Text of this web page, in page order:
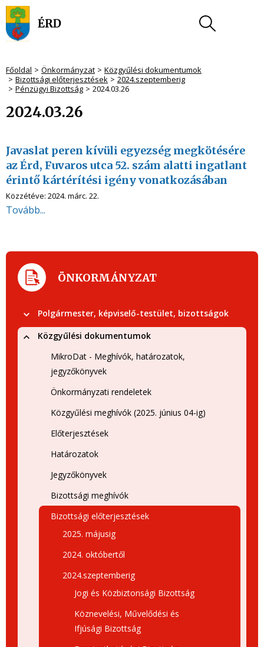
Főoldal Önkormányzat
Közgyűlési dokumentumok
Bizottsági előterjesztések
2024.szeptemberig
Pénzügyi Bizottság
2024.03.26
2024.03.26
Javaslat peren kívüli egyezség megkötésére
az Érd, Fuvaros utca 52. szám alatti ingatlant
érintő kártérítési igény vonatkozásában
Közzétéve: 2024. márc. 22.
Tovább...
ÖNKORMÁNYZAT
Polgármester, képviselő-testület, bizottságok
Közgyűlési dokumentumok
MikroDat - Meghívók, határozatok,
jegyzőkönyvek
Önkormányzati rendeletek
Közgyűlési meghívók (2025. június 04-ig)
Előterjesztések
Határozatok
Jegyzőkönyvek
Bizottsági meghívók
Bizottsági előterjesztések
2025. májusig
2024. októbertől
2024.szeptemberig
Jogi és Közbiztonsági Bizottság
Köznevelési, Művelődési és
Ifjúsági Bizottság